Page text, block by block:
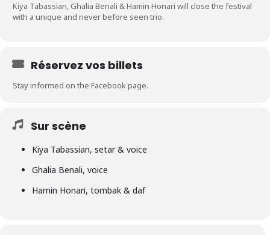
Kiya Tabassian, Ghalia Benali & Hamin Honari will close the festival
with a unique and never before seen trio.
Réservez vos billets
Stay informed on the Facebook page.
Sur scène
Kiya Tabassian, setar & voice
Ghalia Benali, voice
Hamin Honari, tombak & daf